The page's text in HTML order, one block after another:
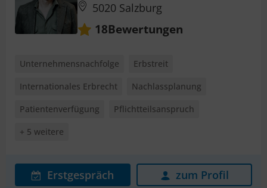
5020 Salzburg
18Bewertungen
Unternehmensnachfolge
Erbstreit
Internationales Erbrecht
Nachlassplanung
Patientenverfügung
Pflichtteilsanspruch
+ 5 weitere
Erstgespräch zum Profil